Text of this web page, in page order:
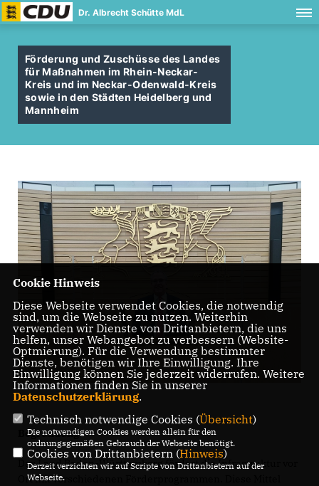
Dr. Albrecht Schütte MdL
Förderung und Zuschüsse des Landes
für Maßnahmen im Rhein-Neckar-
Kreis und im Neckar-Odenwald-Kreis
sowie in den Städten Heidelberg und
Mannheim
Begründung:
Das Land Baden-Württemberg fördert die Infrastruktur vor
Ort mit verschiedenen Förderprogrammen. Diese Mittel
Cookie Hinweis
Diese Webseite verwendet Cookies, die notwendig
sind, um die Webseite zu nutzen. Weiterhin
verwenden wir Dienste von Drittanbietern, die uns
helfen, unser Webangebot zu verbessern (Website-
Optmierung). Für die Verwendung bestimmter
Dienste, benötigen wir Ihre Einwilligung. Ihre
Einwilligung können Sie jederzeit widerrufen. Weitere
Informationen finden Sie in unserer
Datenschutzerklärung.
Technisch notwendige Cookies (Übersicht)
Die notwendigen Cookies werden allein für den
ordnungsgemäßen Gebrauch der Webseite benötigt.
Cookies von Drittanbietern (Hinweis)
Derzeit verzichten wir auf Scripte von Drittanbietern auf der
Webseite.